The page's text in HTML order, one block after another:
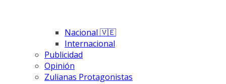
Nacional 🇻🇪
Internacional
Publicidad
Opinión
Zulianas Protagonistas